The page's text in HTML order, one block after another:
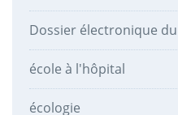
Dossier électronique
école à l'hôpital
écologie